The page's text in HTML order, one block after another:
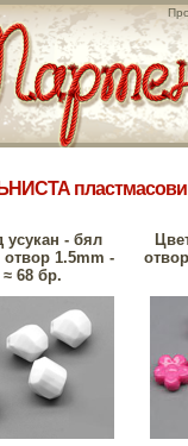
пластмасови
усукан - бял
отвор 1.5mm -
≈ 68 бр.